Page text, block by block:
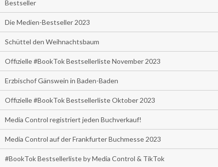
Bestseller
Die Medien-Bestseller 2023
Schüttel den Weihnachtsbaum
Offizielle #BookTok Bestsellerliste November 2023
Erzbischof Gänswein in Baden-Baden
Offizielle #BookTok Bestsellerliste Oktober 2023
Media Control registriert jeden Buchverkauf!
Media Control auf der Frankfurter Buchmesse 2023
#BookTok Bestsellerliste by Media Control & TikTok